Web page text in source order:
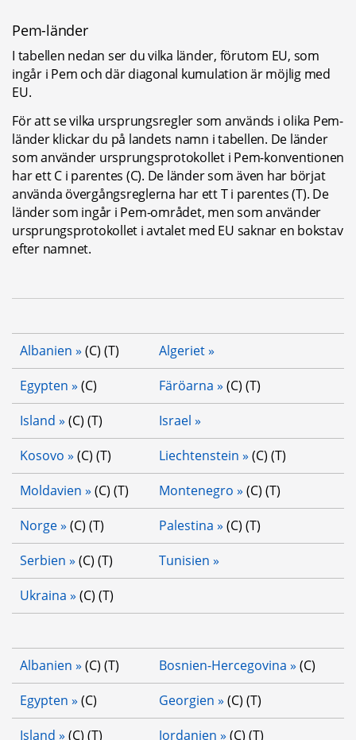
Pem-länder
I tabellen nedan ser du vilka länder, förutom EU, som
ingår i Pem och där diagonal kumulation är möjlig med
EU.
För att se vilka ursprungsregler som används i olika Pem-
länder klickar du på landets namn i tabellen. De länder
som använder ursprungsprotokollet i Pem-konventionen
har ett C i parentes (C). De länder som även har börjat
använda övergångsreglerna har ett T i parentes (T). De
länder som ingår i Pem-området, men som använder
ursprungsprotokollet i avtalet med EU saknar en bokstav
efter namnet.
Albanien (C) (T)
Algeriet
Egypten
(C) Färöarna
(C) (T)
Island
(C) (T)
Israel
Kosovo
(C) (T) Liechtenstein
(C) (T)
Moldavien
(C) (T) Montenegro
(C) (T)
Norge
(C) (T) Palestina
(C) (T)
Serbien
(C) (T)
Tunisien
Ukraina
(C) (T)
Albanien (C) (T) Bosnien-Hercegovina
(C)
Egypten
(C) Georgien
(C) (T)
Island
(C) (T) Jordanien (C) (T)